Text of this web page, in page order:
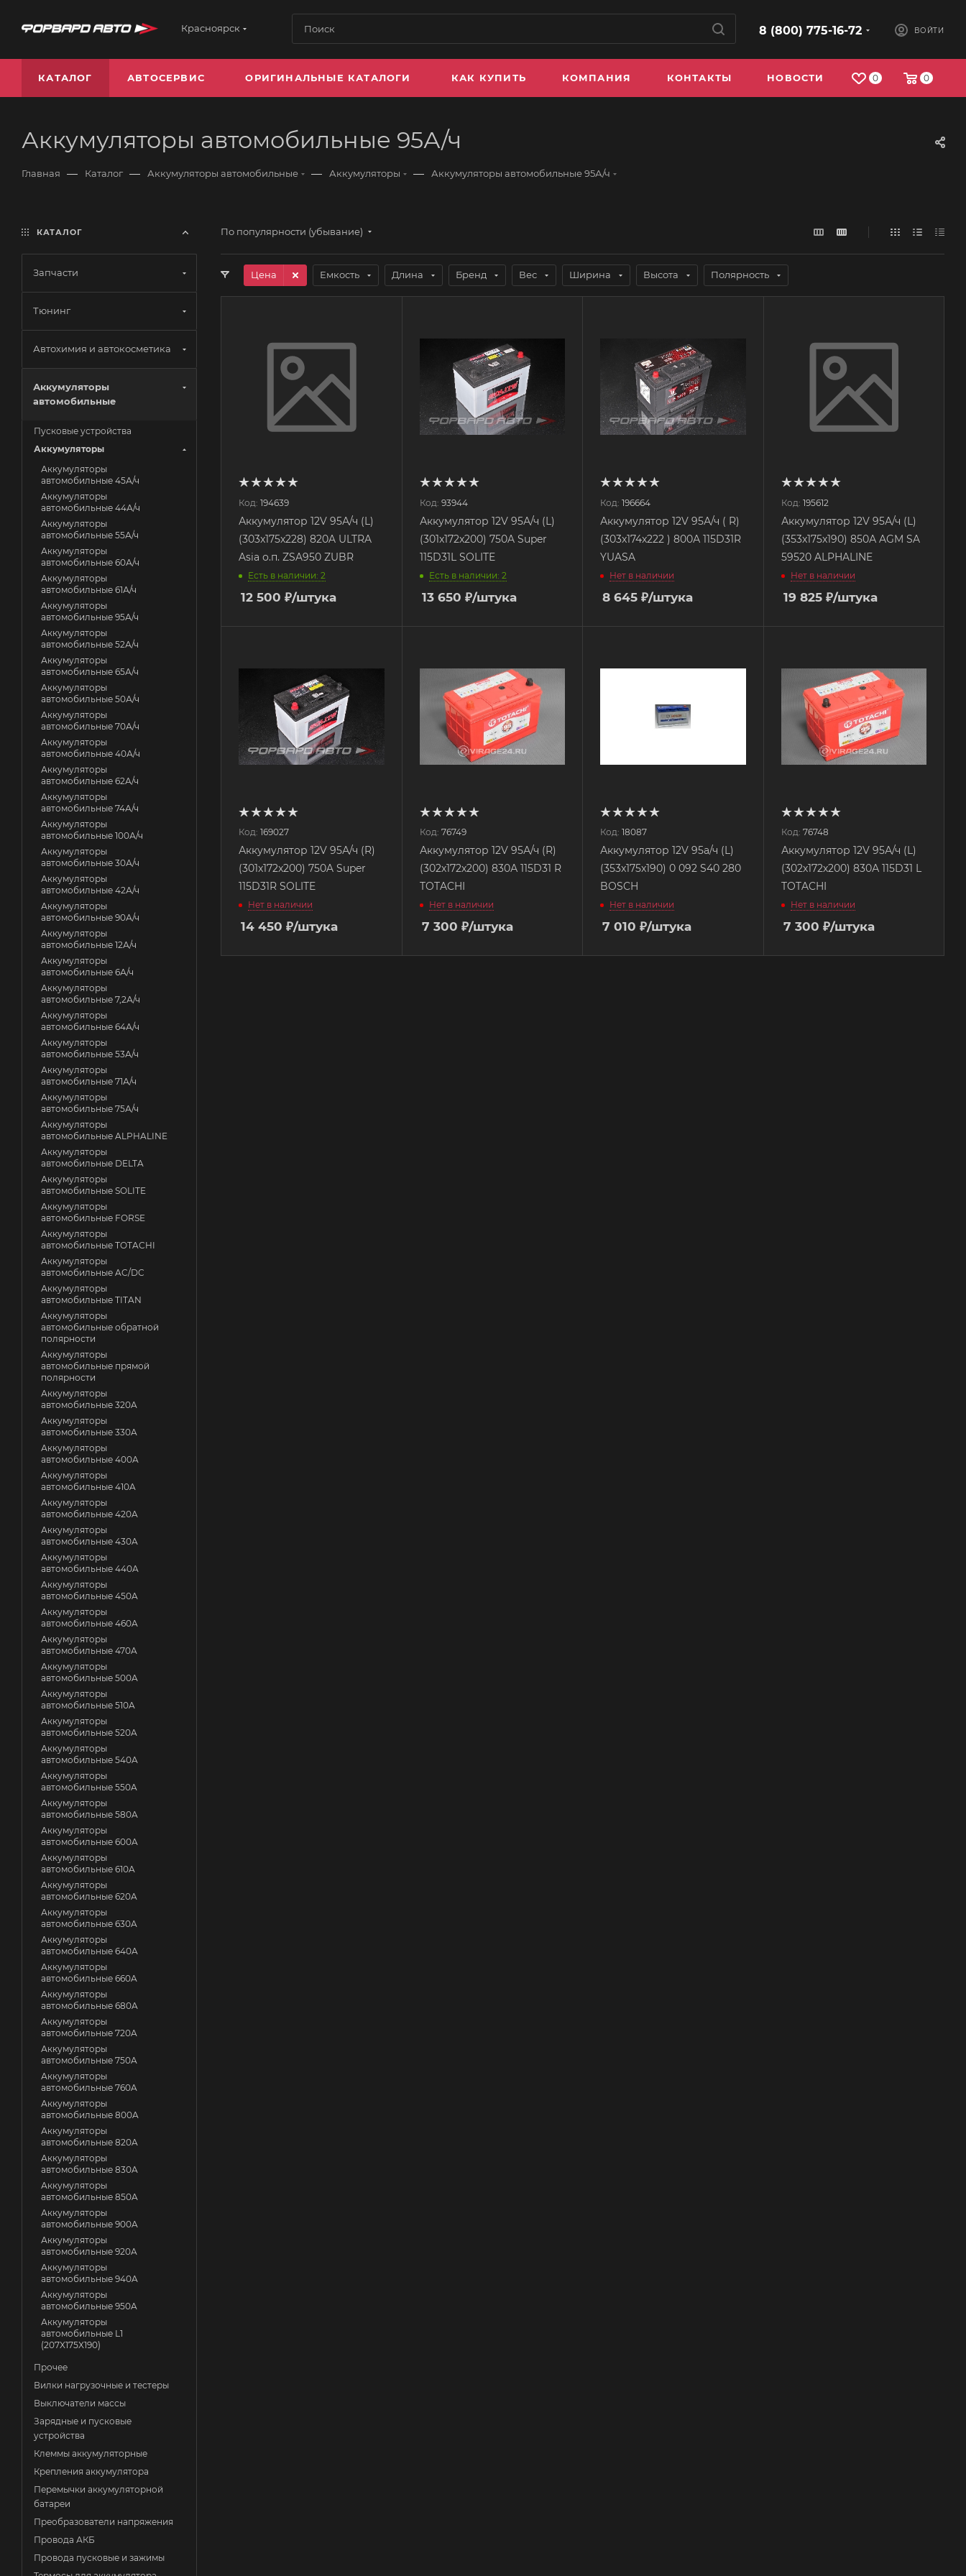
Красноярск 8 (800) 775-16-72 ВОЙТИ
0 0
КАТАЛОГ АВТОСЕРВИС ОРИГИНАЛЬНЫЕ КАТАЛОГИ КАК КУПИТЬ КОМПАНИЯ КОНТАКТЫ НОВОСТИ
Аккумуляторы автомобильные 95А/ч
Главная — Каталог — Аккумуляторы автомобильные — Аккумуляторы — Аккумуляторы автомобильные 95А/ч
По популярности (убывание)
Цена Емкость Длина Бренд Вес Ширина Высота Полярность
Код: 194639
Аккумулятор 12V 95А/ч (L)
(303x175x228) 820A ULTRA
Asia о.п. ZSA950 ZUBR
Есть в наличии: 2
12 500 ₽/штука
Код: 93944
Аккумулятор 12V 95А/ч (L)
(301x172x200) 750A Super
115D31L SOLITE
Есть в наличии: 2
13 650 ₽/штука
Код: 196664
Аккумулятор 12V 95А/ч ( R)
(303x174x222 ) 800А 115D31R
YUASA
Нет в наличии
8 645 ₽/штука
Код: 195612
Аккумулятор 12V 95А/ч (L)
(353x175x190) 850А AGM SA
59520 ALPHALINE
Нет в наличии
19 825₽/штука
Код: 169027
Аккумулятор 12V 95А/ч (R)
(301x172x200) 750A Super
115D31R SOLITE
Нет в наличии
14 450 ₽/штука
Код: 76749
Аккумулятор 12V 95А/ч (R)
(302х172х200) 830А 115D31 R
TOTACHI
Нет в наличии
7 300 ₽/штука
Код: 18087
Аккумулятор 12V 95а/ч (L)
(353x175x190) 0 092 S40 280
BOSCH
Нет в наличии
7 010 ₽/штука
Код: 76748
Аккумулятор 12V 95А/ч (L)
(302х172х200) 830А 115D31 L
TOTACHI
Нет в наличии
7 300 ₽/штука
КАТАЛОГ
Запчасти
Тюнинг
Автохимия и автокосметика
Аккумуляторы
автомобильные
Пусковые устройства
Аккумуляторы
Аккумуляторы
автомобильные 45А/ч
Аккумуляторы
автомобильные 44А/ч
Аккумуляторы
автомобильные 55А/ч
Аккумуляторы
автомобильные 60А/ч
Аккумуляторы
автомобильные 61А/ч
Аккумуляторы
автомобильные 95А/ч
Аккумуляторы
автомобильные 52А/ч
Аккумуляторы
автомобильные 65А/ч
Аккумуляторы
автомобильные 50А/ч
Аккумуляторы
автомобильные 70А/ч
Аккумуляторы
автомобильные 40А/ч
Аккумуляторы
автомобильные 62А/ч
Аккумуляторы
автомобильные 74А/ч
Аккумуляторы
автомобильные 100А/ч
Аккумуляторы
автомобильные 30А/ч
Аккумуляторы
автомобильные 42А/ч
Аккумуляторы
автомобильные 90А/ч
Аккумуляторы
автомобильные 12А/ч
Аккумуляторы
автомобильные 6А/ч
Аккумуляторы
автомобильные 7,2А/ч
Аккумуляторы
автомобильные 64А/ч
Аккумуляторы
автомобильные 53А/ч
Аккумуляторы
автомобильные 71А/ч
Аккумуляторы
автомобильные 75А/ч
Аккумуляторы
автомобильные ALPHALINE
Аккумуляторы
автомобильные DELTA
Аккумуляторы
автомобильные SOLITE
Аккумуляторы
автомобильные FORSE
Аккумуляторы
автомобильные TOTACHI
Аккумуляторы
автомобильные AC/DC
Аккумуляторы
автомобильные TITAN
Аккумуляторы
автомобильные обратной
полярности
Аккумуляторы
автомобильные прямой
полярности
Аккумуляторы
автомобильные 320A
Аккумуляторы
автомобильные 330A
Аккумуляторы
автомобильные 400A
Аккумуляторы
автомобильные 410A
Аккумуляторы
автомобильные 420A
Аккумуляторы
автомобильные 430A
Аккумуляторы
автомобильные 440A
Аккумуляторы
автомобильные 450A
Аккумуляторы
автомобильные 460A
Аккумуляторы
автомобильные 470A
Аккумуляторы
автомобильные 500A
Аккумуляторы
автомобильные 510A
Аккумуляторы
автомобильные 520A
Аккумуляторы
автомобильные 540A
Аккумуляторы
автомобильные 550A
Аккумуляторы
автомобильные 580A
Аккумуляторы
автомобильные 600A
Аккумуляторы
автомобильные 610A
Аккумуляторы
автомобильные 620A
Аккумуляторы
автомобильные 630A
Аккумуляторы
автомобильные 640A
Аккумуляторы
автомобильные 660A
Аккумуляторы
автомобильные 680A
Аккумуляторы
автомобильные 720A
Аккумуляторы
автомобильные 750A
Аккумуляторы
автомобильные 760A
Аккумуляторы
автомобильные 800A
Аккумуляторы
автомобильные 820A
Аккумуляторы
автомобильные 830A
Аккумуляторы
автомобильные 850A
Аккумуляторы
автомобильные 900A
Аккумуляторы
автомобильные 920A
Аккумуляторы
автомобильные 940A
Аккумуляторы
автомобильные 950A
Аккумуляторы
автомобильные L1
(207X175X190)
Прочее
Вилки нагрузочные и тестеры
Выключатели массы
Зарядные и пусковые
устройства
Клеммы аккумуляторные
Крепления аккумулятора
Перемычки аккумуляторной
батареи
Преобразователи напряжения
Провода АКБ
Провода пусковые и зажимы